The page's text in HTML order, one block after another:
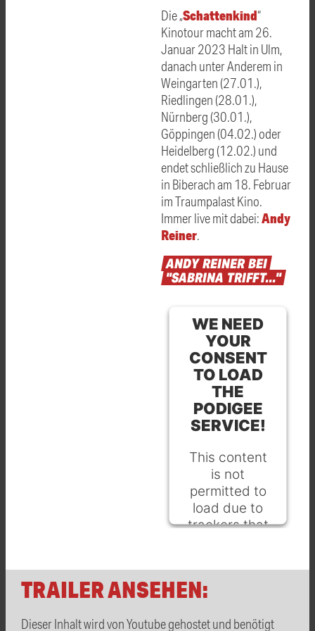
Die „Schattenkind“
Kinotour macht am 26.
Januar 2023 Halt in Ulm,
danach unter Anderem in
Weingarten (27.01.),
Riedlingen (28.01.),
Nürnberg (30.01.),
Göppingen (04.02.) oder
Heidelberg (12.02.) und
endet schließlich zu Hause
in Biberach am 18. Februar
im Traumpalast Kino.
Immer live mit dabei:Andy
Reiner.
ANDYREINERBEI
"SABRINA TRIFFT..."
WE NEED
YOUR
CONSENT
TO LOAD
THE
PODIGEE
SERVICE!
This content
is not
permitted to
load due to
trackers that
the visitor.
The website
to setup the
TRAILER ANSEHEN:
Dieser Inhalt wird von Youtube gehostet und benötigt